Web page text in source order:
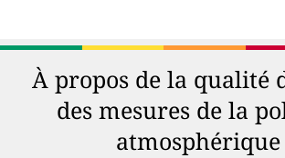
À propos de la qualité
des mesures de la
atmosphérique